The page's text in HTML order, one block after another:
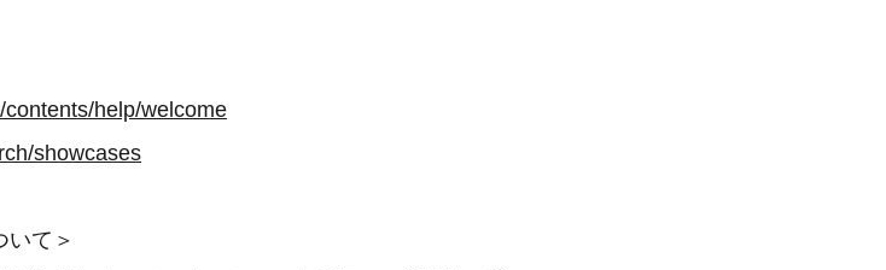
help/welcome
showcases
いて＞